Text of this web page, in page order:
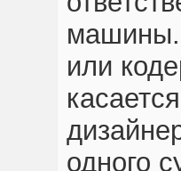
машины.
или
одного